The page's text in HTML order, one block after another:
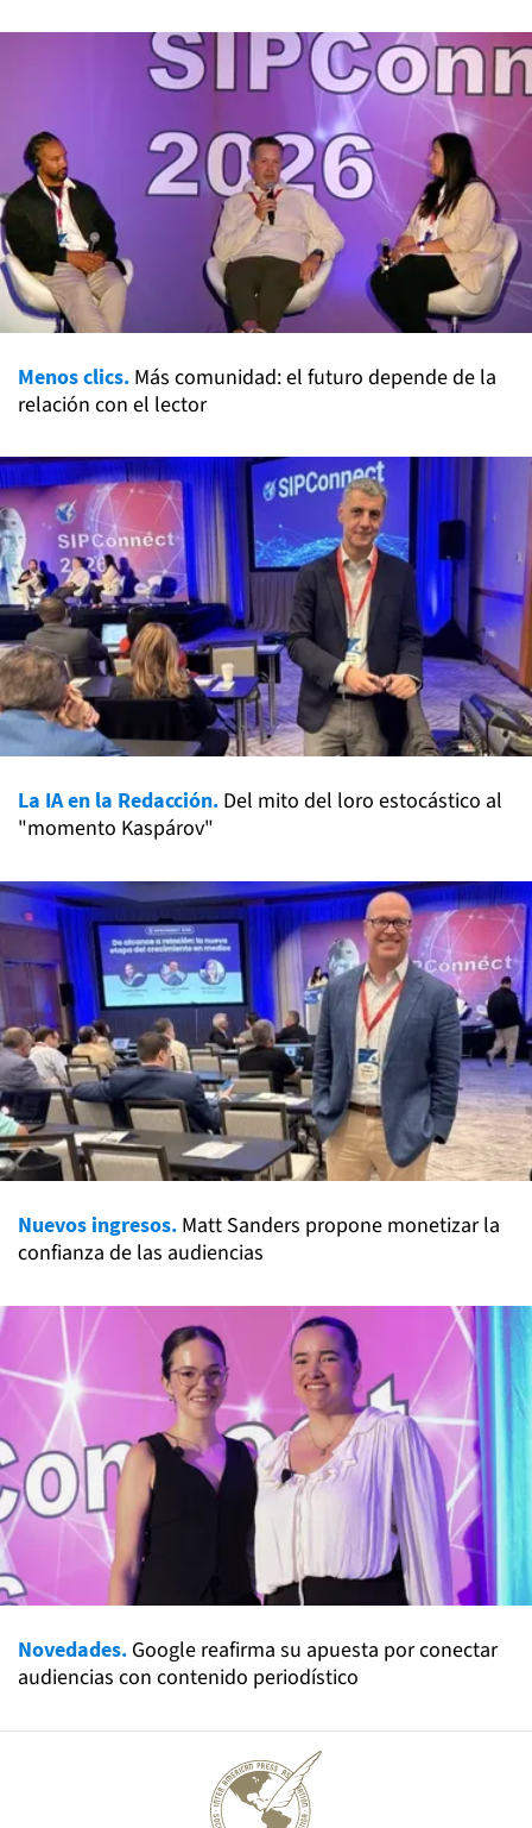
Menos clics. Más comunidad: el futuro depende de la
relación con el lector
La IA en la Redacción. Del mito del loro estocástico al
"momento Kaspárov"
Nuevos ingresos. Matt Sanders propone monetizar la
confianza de las audiencias
Novedades. Google reafirma su apuesta por conectar
audiencias con contenido periodístico